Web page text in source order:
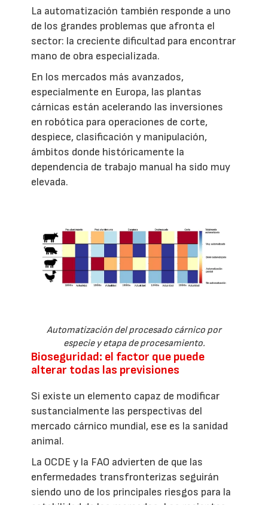
La automatización también responde a uno
de los grandes problemas que afronta el
sector: la creciente dificultad para encontrar
mano de obra especializada.
En los mercados más avanzados,
especialmente en Europa, las plantas
cárnicas están acelerando las inversiones
en robótica para operaciones de corte,
despiece, clasificación y manipulación,
ámbitos donde históricamente la
dependencia de trabajo manual ha sido muy
elevada.
Automatización del procesado cárnico por
especie y etapa de procesamiento.
Bioseguridad: el factor que puede
alterar todas las previsiones
Si existe un elemento capaz de modificar
sustancialmente las perspectivas del
mercado cárnico mundial, ese es la sanidad
animal.
La OCDE y la FAO advierten de que las
enfermedades transfronterizas seguirán
siendo uno de los principales riesgos para la